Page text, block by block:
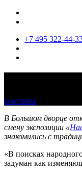
+7 495 322-44-
выставка
В Большом дворце
смену экспозиции «
знакомились с
«В поисках
задуман как